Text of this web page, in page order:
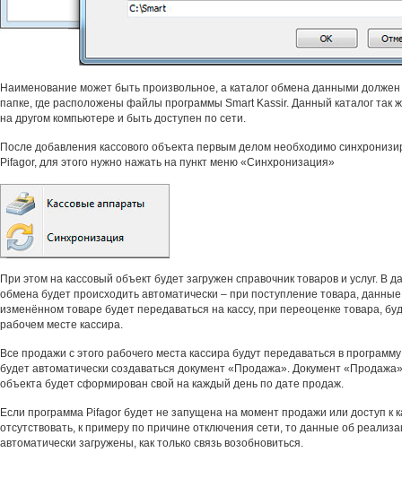
Наименование может быть произвольное, а каталог обмена данными должен
папке, где расположены файлы программы Smart Kassir. Данный каталог так
на другом компьютере и быть доступен по сети.
После добавления кассового объекта первым делом необходимо
Pifagor, для этого нужно нажать на пункт меню «Синхронизация»
При этом на кассовый объект будет загружен справочник товаров и услуг. В
обмена будет происходить автоматически – при поступление товара,
изменённом товаре будет передаваться на кассу, при переоценке товара,
рабочем месте кассира.
Все продажи с этого рабочего места кассира будут передаваться в
будет автоматически создаваться документ «Продажа». Документ «Продажа»
объекта будет сформирован свой на каждый день по дате продаж.
Если программа Pifagor будет не запущена на момент продажи или доступ к
отсутствовать, к примеру по причине отключения сети, то данные об
автоматически загружены, как только связь возобновиться.